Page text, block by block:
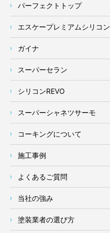
パーフェクトトップ
エスケープレミアムシリコン
ガイナ
スーパーセラン
シリコンREVO
スーパーシャネツサーモ
コーキングについて
施工事例
よくあるご質問
当社の強み
塗装業者の選び方